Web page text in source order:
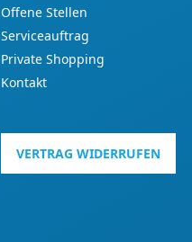
Offene Stellen
Serviceauftrag
Private Shopping
Kontakt
VERTRAG WIDERRUFEN